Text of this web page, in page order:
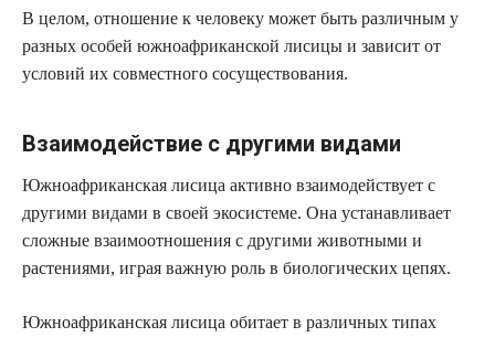
В целом, отношение к человеку может быть различным у
разных особей южноафриканской лисицы и зависит от
условий их совместного сосуществования.
Взаимодействие с другими видами
Южноафриканская лисица активно взаимодействует с
другими видами в своей экосистеме. Она устанавливает
сложные взаимоотношения с другими животными и
растениями, играя важную роль в биологических цепях.
Южноафриканская лисица обитает в различных типах